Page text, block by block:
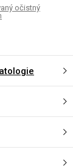
očistný